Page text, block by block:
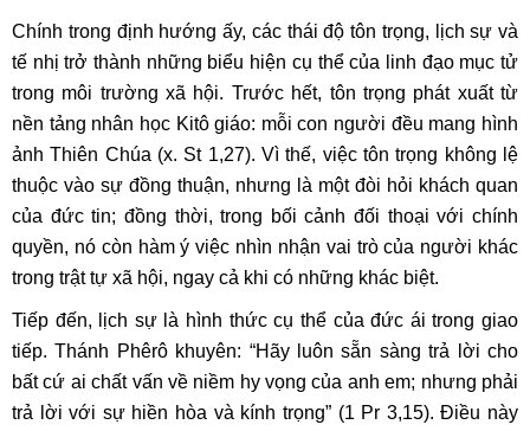
Chính trong định hướng ấy, các thái độ tôn trọng, lịch sự và
tế nhị trở thành những biểu hiện cụ thể của linh đạo mục tử
trong môi trường xã hội. Trước hết, tôn trọng phát xuất từ
nền tảng nhân học Kitô giáo: mỗi con người đều mang hình
ảnh Thiên Chúa (x. St 1,27). Vì thế, việc tôn trọng không lệ
thuộc vào sự đồng thuận, nhưng là một đòi hỏi khách quan
của đức tin; đồng thời, trong bối cảnh đối thoại với chính
quyền, nó còn hàm ý việc nhìn nhận vai trò của người khác
trong trật tự xã hội, ngay cả khi có những khác biệt.
Tiếp đến, lịch sự là hình thức cụ thể của đức ái trong giao
tiếp. Thánh Phêrô khuyên: “Hãy luôn sẵn sàng trả lời cho
bất cứ ai chất vấn về niềm hy vọng của anh em; nhưng phải
trả lời với sự hiền hòa và kính trọng” (1 Pr 3,15). Điều này